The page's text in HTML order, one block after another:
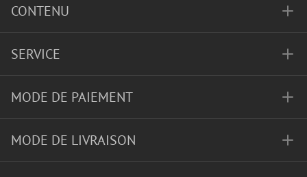
CONTENU
SERVICE
MODE DE PAIEMENT
MODE DE LIVRAISON